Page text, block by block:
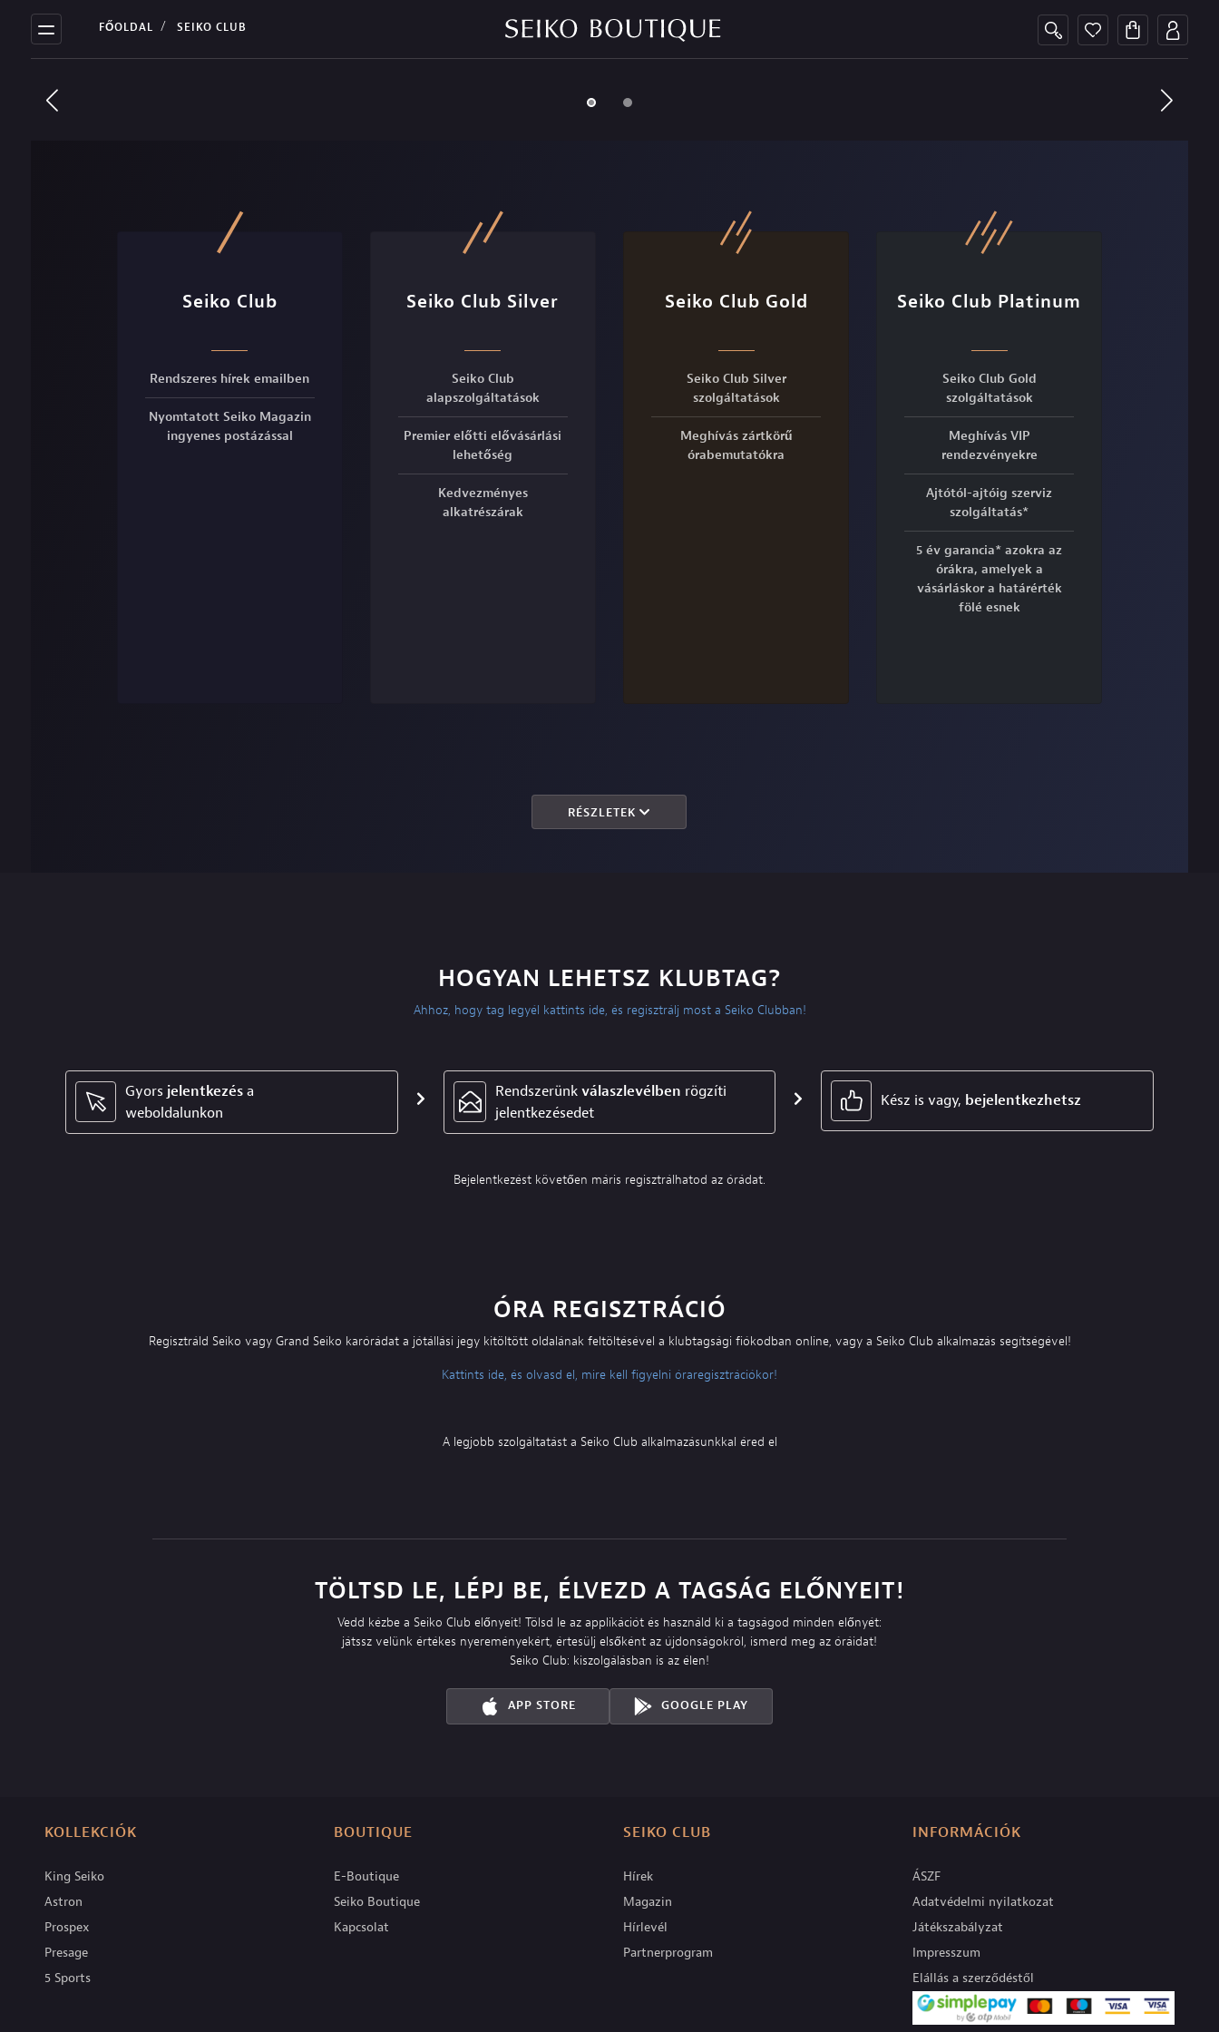
FŐOLDAL SEIKO CLUB
Seiko Club
Rendszeres hírek emailben
Nyomtatott Seiko Magazin
ingyenes postázással
Seiko Club Silver
Seiko Club
alapszolgáltatások
Premier előtti elővásárlási
lehetőség
Kedvezményes
alkatrészárak
Seiko Club Gold
Seiko Club Silver
szolgáltatások
Meghívás zártkörű
órabemutatókra
Seiko Club Platinum
Seiko Club Gold
szolgáltatások
Meghívás VIP
rendezvényekre
Ajtótól-ajtóig szerviz
szolgáltatás*
5 év garancia* azokra az
órákra, amelyek a
vásárláskor a határérték
fölé esnek
RÉSZLETEK
HOGYAN LEHETSZ KLUBTAG?
Ahhoz, hogy tag legyél kattints ide, és regisztrálj most a Seiko Clubban!
Gyors jelentkezés a
weboldalunkon
Rendszerünkválaszlevélben rögzíti
jelentkezésedet
Kész is vagy, bejelentkezhetsz
Bejelentkezést követően máris regisztrálhatod az órádat.
ÓRA REGISZTRÁCIÓ
Regisztráld Seiko vagy Grand Seiko karórádat a jótállási jegy kitöltött oldalának feltöltésével a klubtagsági fiókodban online, vagy a Seiko Club alkalmazás segítségével!
Kattints ide, és olvasd el, mire kell figyelni óraregisztrációkor!
A legjobb szolgáltatást a Seiko Club alkalmazásunkkal éred el
TÖLTSD LE, LÉPJ BE, ÉLVEZD A TAGSÁG ELŐNYEIT!
Vedd kézbe a Seiko Club előnyeit! Tölsd le az applikációt és használd ki a tagságod minden előnyét:
játssz velünk értékes nyereményekért, értesülj elsőként az újdonságokról, ismerd meg az óráidat!
Seiko Club: kiszolgálásban is az élen!
APP STORE GOOGLE PLAY
KOLLEKCIÓK
King Seiko
Astron
Prospex
Presage
5 Sports
BOUTIQUE
E-Boutique
Seiko Boutique
Kapcsolat
SEIKO CLUB
Hírek
Magazin
Hírlevél
Partnerprogram
INFORMÁCIÓK
ÁSZF
Adatvédelmi nyilatkozat
Játékszabályzat
Impresszum
Elállás a szerződéstől